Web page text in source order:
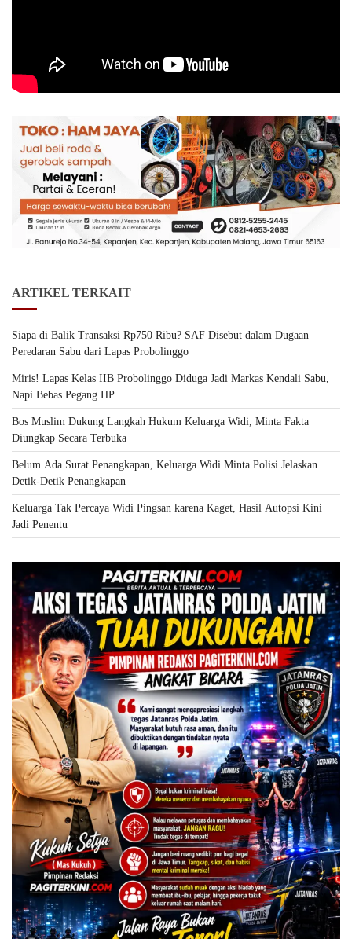
ARTIKEL TERKAIT
Siapa di Balik Transaksi Rp750 Ribu? SAF Disebut dalam Dugaan
Peredaran Sabu dari Lapas Probolinggo
Miris! Lapas Kelas IIB Probolinggo Diduga Jadi Markas Kendali Sabu,
Napi Bebas Pegang HP
Bos Muslim Dukung Langkah Hukum Keluarga Widi, Minta Fakta
Diungkap Secara Terbuka
Belum Ada Surat Penangkapan, Keluarga Widi Minta Polisi Jelaskan
Detik-Detik Penangkapan
Keluarga Tak Percaya Widi Pingsan karena Kaget, Hasil Autopsi Kini
Jadi Penentu